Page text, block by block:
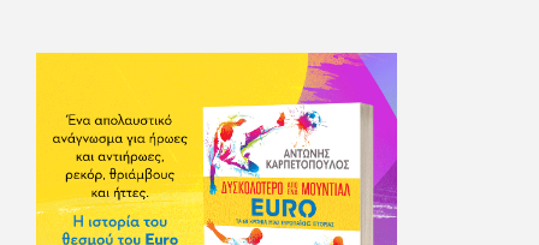
ταινίες κι έγραφε και στο περιοδικό Σινεμά, είχε κάποιες
αισθηματικές περιπέτειες που σκόρπισαν γέλιο στους φίλους
του - αν όχι και στον ίδιο. Πήγε στρατό κανονικά στα σύνορα
και διατήρησε μια καλή σχέση με την οικογένεια του, την
οποία αισθάνεται πως διάφορες φορές έφερε σε δύσκολη
θέση. Κείμενο με την υπογραφή του πρωτοδημοσιεύτηκε στο
Φίλαθλο το 1992. Επέστρεψε οριστικά στην Ελλάδα το 1998,
δούλεψε για πολλούς (αφού δυσκολεύεται να πει όχι), και
κάποιοι, αν όχι και όλοι, τον πλήρωσαν κι έμειναν και